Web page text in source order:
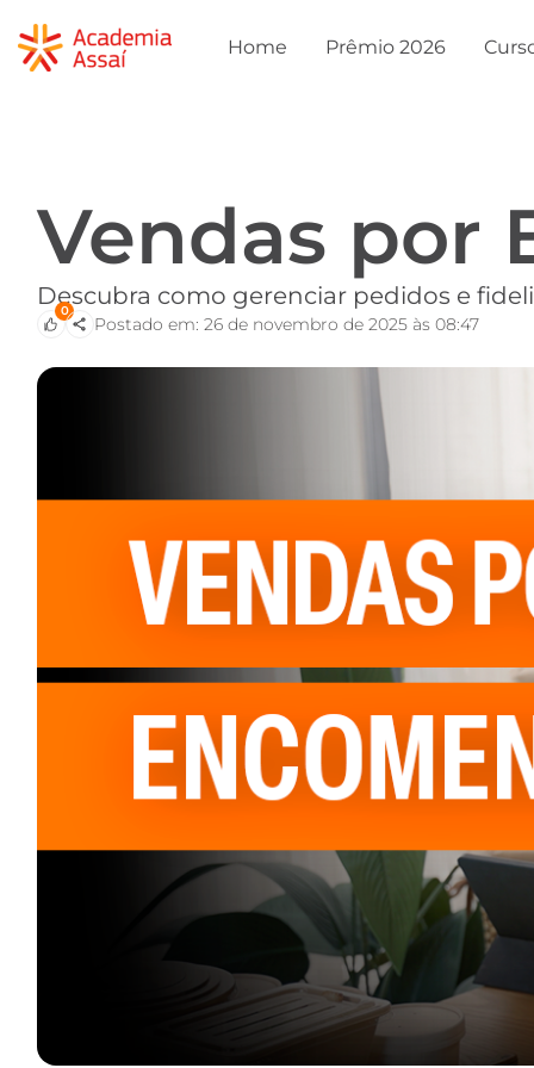
Home Prêmio 2026
Vendas por
Descubra como gerenciar pedidos e
0
Postado em: 26 de novembro de 2025 às 08:47